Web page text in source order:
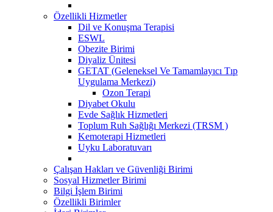
Özellikli Hizmetler
Dil ve Konuşma Terapisi
ESWL
Obezite Birimi
Diyaliz Ünitesi
GETAT (Geleneksel Ve Tamamlayıcı Tıp
Uygulama Merkezi)
Ozon Terapi
Diyabet Okulu
Evde Sağlık Hizmetleri
Toplum Ruh Sağlığı Merkezi (TRSM )
Kemoterapi Hizmetleri
Uyku Laboratuvarı
Çalışan Hakları ve Güvenliği Birimi
Sosyal Hizmetler Birimi
Bilgi İşlem Birimi
Özellikli Birimler